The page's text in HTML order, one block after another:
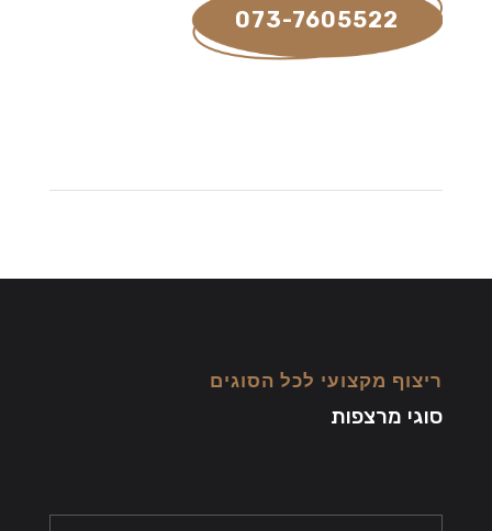
073-7605522
ריצוף מקצועי לכל הסוגים
סוגי מרצפות